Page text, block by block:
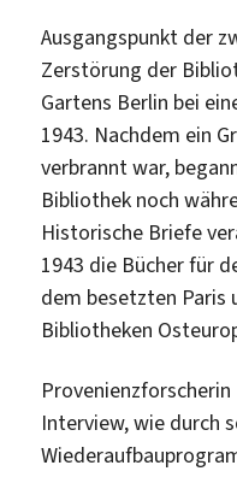
Ausgangspunkt der
Zerstörung der
Gartens Berlin bei
1943. Nachdem ein
verbrannt war,
Bibliothek noch
Historische Briefe
1943 die Bücher für
dem besetzten Paris
Bibliotheken
Interview, wie durch